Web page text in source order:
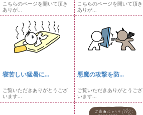
こちらのページを開いて頂き
ありが...
こちらのページを開いて頂き
ありが...
寝苦しい猛暑に...
ご覧いただきありがとうござ
います...
悪魔の攻撃を防...
ご覧いただきありがとうござ
います...